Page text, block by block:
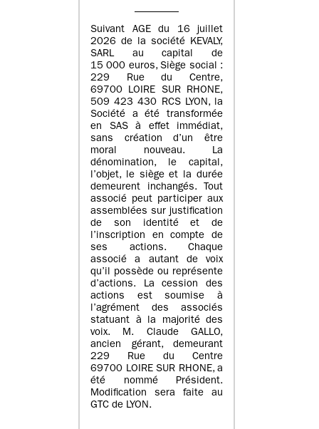
Suivant AGE du 16 juillet
2026 de la société KEVALY,
SARL au capital de
15 000 euros, Siège social :
229 Rue du Centre,
69700 LOIRE SUR RHONE,
509 423 430 RCS LYON, la
Société a été transformée
en SAS à effet immédiat,
sans création d’un être
moral nouveau. La
dénomination, le capital,
l’objet, le siège et la durée
demeurent inchangés. Tout
associé peut participer aux
assemblées sur justification
de son identité et de
l’inscription en compte de
ses actions. Chaque
associé a autant de voix
qu’il possède ou représente
d’actions. La cession des
actions est soumise à
l’agrément des associés
statuant à la majorité des
voix. M. Claude GALLO,
ancien gérant, demeurant
229 Rue du Centre
69700 LOIRE SUR RHONE, a
été nommé Président.
Modification sera faite au
GTC de LYON.